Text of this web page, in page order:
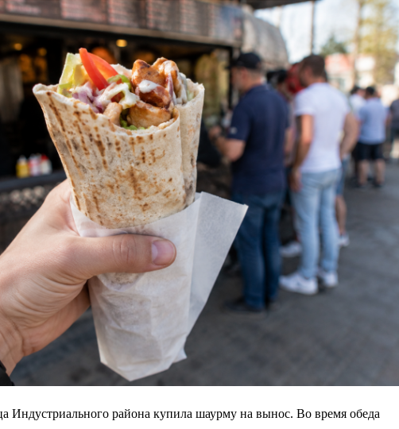
района купила шаурму на вынос. Во время обеда